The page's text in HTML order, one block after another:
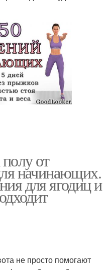
от
начинающих.
для ягодиц и
не просто помогают